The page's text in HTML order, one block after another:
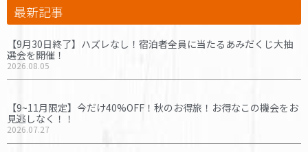
最新記事
【9月30日終了】ハズレなし！宿泊者全員に当たるあみだくじ大抽
選会を開催！
2026.08.05
【9~11月限定】今だけ40%OFF！秋のお得旅！お得なこの機会をお
見逃しなく！！
2026.07.27